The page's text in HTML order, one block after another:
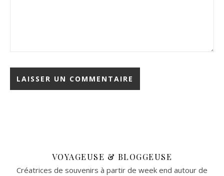
VOYAGEUSE & BLOGGEUSE
Créatrices de souvenirs à partir de week end autour de